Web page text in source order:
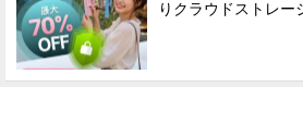
りクラウドストレー